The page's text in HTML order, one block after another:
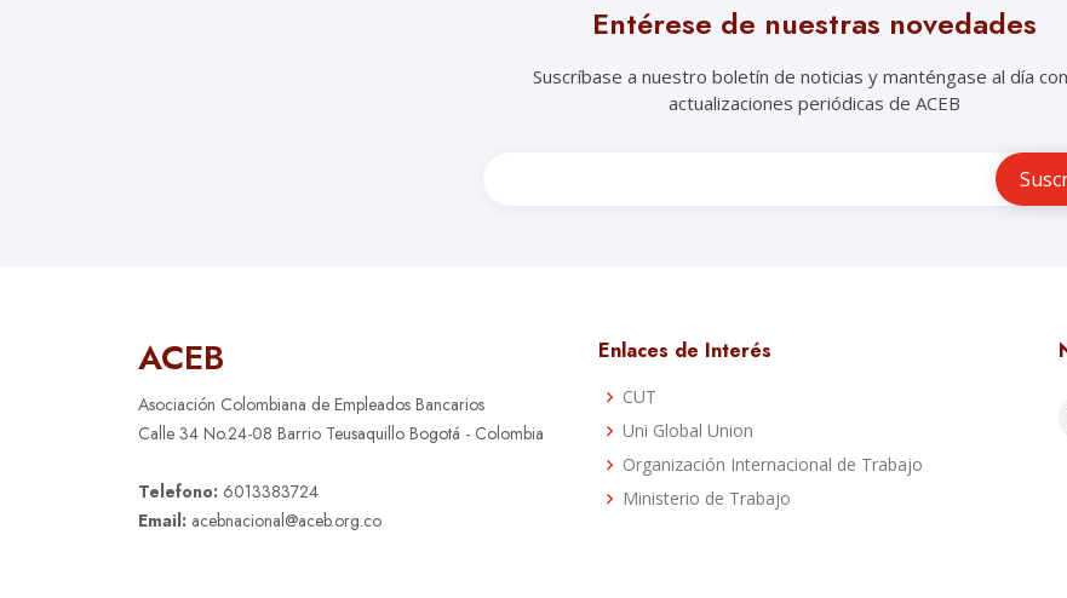
Entérese de nuestras novedades
Suscríbase a nuestro boletín de noticias y manténgase al día
actualizaciones periódicas de ACEB
ACEB
Asociación Colombiana de Empleados Bancarios
Calle 34 No.24-08 Barrio Teusaquillo Bogotá - Colombia
Telefono: 6013383724
Email: acebnacional@aceb.org.co
Enlaces de Interés
CUT
Uni Global Union
Organización Internacional de Trabajo
Ministerio de Trabajo